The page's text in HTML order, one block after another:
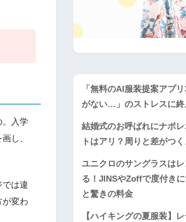
。入学
し、
では違
が変わ
「無料のAI服装提案アプ
がない…」のストレスに終
結婚式のお呼ばれにナポ
トはアリ？周りと差がつ
ユニクロのサングラスは
る！JINSやZoffで度付き
と驚きの料金
【ハイキングの夏服装】